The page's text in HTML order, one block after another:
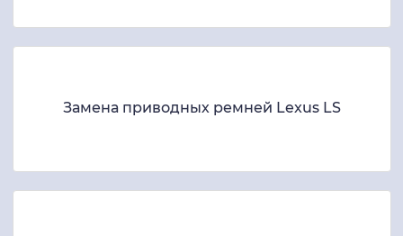
Замена приводных ремней Lexus LS